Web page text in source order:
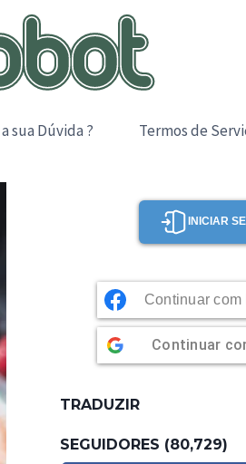
sua Dúvida ? Termos de
INICIAR
Continuar com
Continuar
TRADUZIR
SEGUIDORES (80,729)